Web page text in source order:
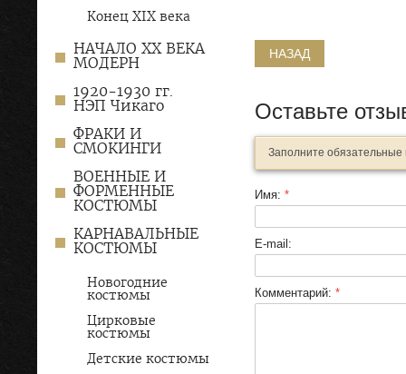
Конец XIX века
НАЧАЛО XX ВЕКА
МОДЕРН
1920-1930 гг.
НЭП Чикаго
ФРАКИ И
СМОКИНГИ
ВОЕННЫЕ И
ФОРМЕННЫЕ
КОСТЮМЫ
КАРНАВАЛЬНЫЕ
КОСТЮМЫ
Новогодние
костюмы
Цирковые
костюмы
Детские костюмы
НАЗАД
Оставьте
Заполните
Имя: *
E-mail:
Комментарий: *